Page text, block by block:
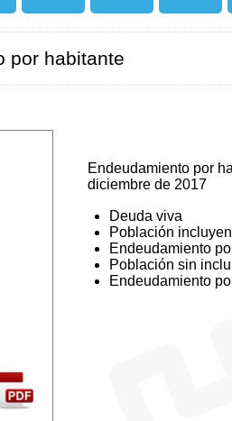
por habitante
Endeudamiento por
diciembre de 2017
Deuda viva
Población
Endeudamiento
Población sin
Endeudamiento